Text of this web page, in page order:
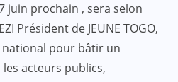
juin prochain , sera selon
Président de JEUNE TOGO,
national pour bâtir un
les acteurs publics,